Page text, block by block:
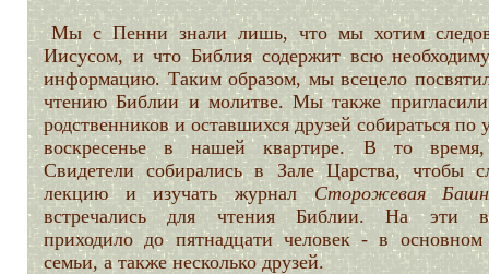
Мы с Пенни знали лишь, что мы хотим
Иисусом, и что Библия содержит всю
информацию. Таким образом, мы всецело
чтению Библии и молитве. Мы также
родственников и оставшихся друзей собираться по
воскресенье в нашей квартире. В то время,
Свидетели собирались в Зале Царства, чтобы
лекцию и изучать журналСторожевая
встречались для чтения Библии. На эти
приходило до пятнадцати человек - в
семьи, а также несколько друзей.